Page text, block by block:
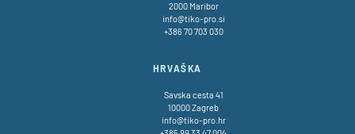
2000 Maribor
info@tiko-pro.si
+386 70 703 030
HRVAŠKA
Savska cesta 41
10000 Zagreb
info@tiko-pro.hr